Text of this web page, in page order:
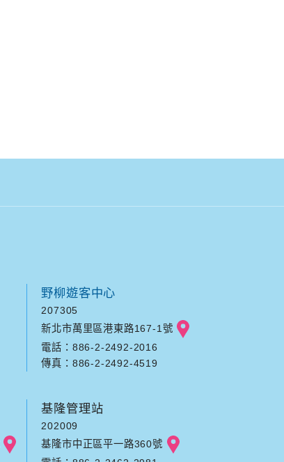
野柳遊客中心
207305
新北市萬里區港東路167-1號
電話：886-2-2492-2016
傳真：886-2-2492-4519
基隆管理站
202009
基隆市中正區平一路360號